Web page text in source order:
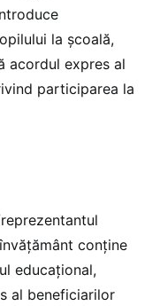
la școală,
acordul expres al
participarea la
conține
educațional,
al beneficiarilor